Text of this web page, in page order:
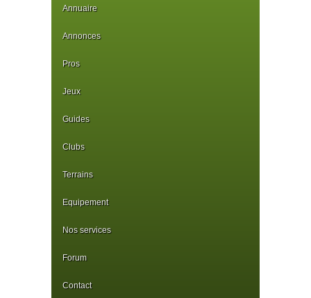
Annuaire
Annonces
Pros
Jeux
Guides
Clubs
Terrains
Equipement
Nos services
Forum
Contact